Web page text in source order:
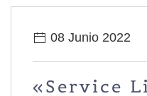
08 Junio 2022
«Service